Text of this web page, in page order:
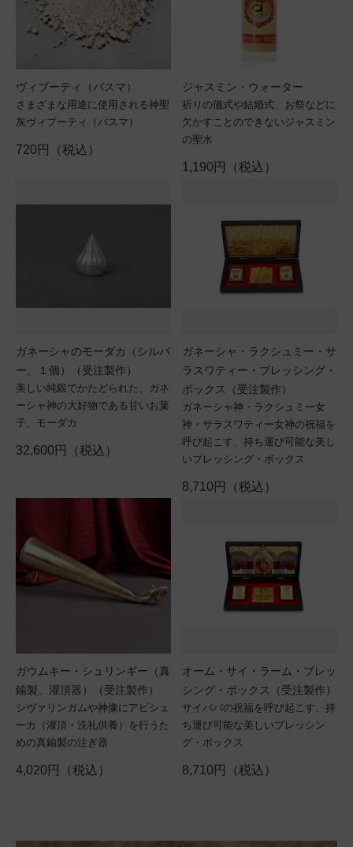
ヴィブーティ（バスマ）
さまざまな用途に使用される神聖
灰ヴィブーティ（バスマ）
720円（税込）
ジャスミン・ウォーター
祈りの儀式や結婚式、お祭などに
欠かすことのできないジャスミン
の聖水
1,190円（税込）
ガネーシャのモーダカ（シルバ
ー、１個）（受注製作）
美しい純銀でかたどられた、ガネ
ーシャ神の大好物である甘いお菓
子、モーダカ
32,600円（税込）
ガネーシャ・ラクシュミー・サ
ラスワティー・ブレッシング・
ボックス（受注製作）
ガネーシャ神・ラクシュミー女
神・サラスワティー女神の祝福を
呼び起こす、持ち運び可能な美し
いブレッシング・ボックス
8,710円（税込）
ガウムキー・シュリンギー（真
鍮製、灌頂器）（受注製作）
シヴァリンガムや神像にアビシェ
ーカ（灌頂・洗礼供養）を行うた
めの真鍮製の注ぎ器
4,020円（税込）
オーム・サイ・ラーム・ブレッ
シング・ボックス（受注製作）
サイババの祝福を呼び起こす、持
ち運び可能な美しいブレッシン
グ・ボックス
8,710円（税込）